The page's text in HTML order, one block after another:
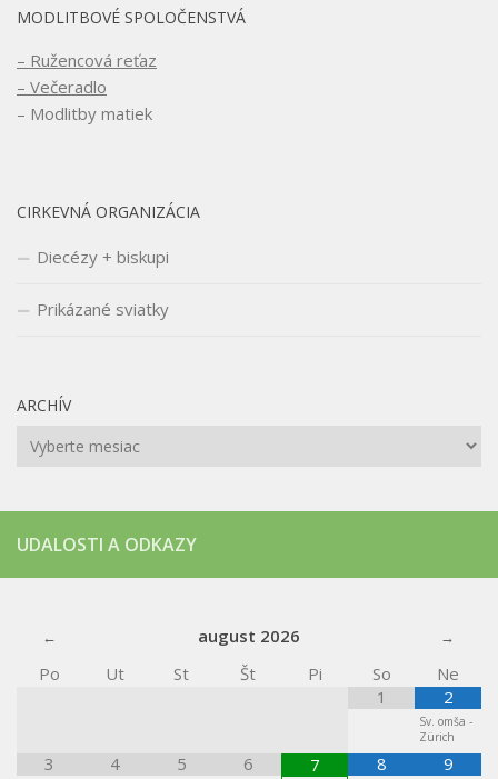
MODLITBOVÉ SPOLOČENSTVÁ
– Ružencová reťaz
– Večeradlo
– Modlitby matiek
CIRKEVNÁ ORGANIZÁCIA
Diecézy + biskupi
Prikázané sviatky
ARCHÍV
Archív
UDALOSTI A ODKAZY
august 2026
Po
Ut St Št Pi So
Ne
1
2
Sv. omša -
Zürich
3 4 5 6 7 8 9